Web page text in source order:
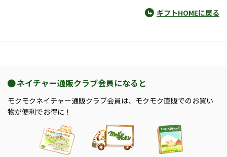
ギフトHOMEに戻る
ネイチャー通販クラブ会員になると
モクモクネイチャー通販クラブ会員は、モクモク直販でのお買い
物が便利でお得に！